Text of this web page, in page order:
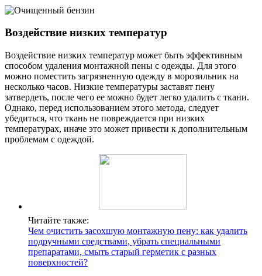
Воздействие низких температур
Воздействие низких температур может быть эффективным
способом удаления монтажной пены с одежды. Для этого
можно поместить загрязненную одежду в морозильник на
несколько часов. Низкие температуры заставят пену
затвердеть, после чего ее можно будет легко удалить с ткани.
Однако, перед использованием этого метода, следует
убедиться, что ткань не повреждается при низких
температурах, иначе это может привести к дополнительным
проблемам с одеждой.
Читайте также:
Чем очистить засохшую монтажную пену: как удалить
подручными средствами, убрать специальными
препаратами, смыть старый герметик с разных
поверхностей?